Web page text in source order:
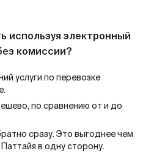
используя электронный
комиссии?
услуги по перевозке
по сравнению от и до
сразу. Это выгоднее чем
в одну сторону.